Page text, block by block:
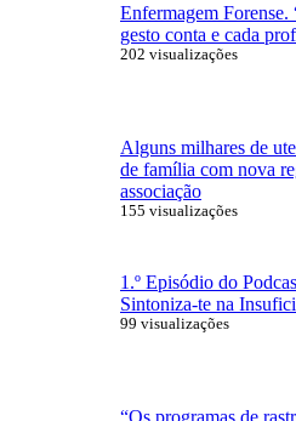
Enfermagem
gesto conta e cada
202 visualizações
Alguns milhares de
de família com nova
associação
155 visualizações
1.º Episódio do
Sintoniza-te na
99 visualizações
“Os programas de